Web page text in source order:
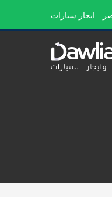
- ايجار سيارات